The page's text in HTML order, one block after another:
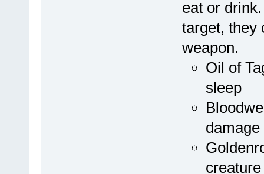
eat or
target, they
weapon.
Oil of
sleep